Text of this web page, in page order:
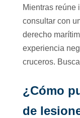
Mientras reúne
consultar con
derecho
experiencia
cruceros.
¿Cómo
de